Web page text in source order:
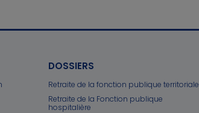
DOSSIERS
Retraite de la fonction publique territoriale
Retraite de la Fonction publique
hospitalière